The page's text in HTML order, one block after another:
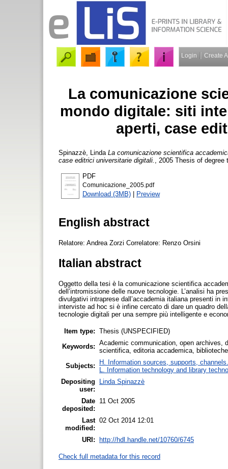
Login Create
La comunicazione
mondo digitale: siti
aperti, case
Spinazzè, Linda La comunicazione scientifica
case editrici universitarie digitali.
, 2005 Thesis of
PDF
Comunicazione_2005.pdf
Download (3MB) | Preview
English abstract
Relatore: Andrea Zorzi Correlatore: Renzo Orsini
Italian abstract
Oggetto della tesi è la comunicazione scientifica
dell’intromissione delle nuove tecnologie. L’analisi ha
divulgativi intraprese dall’accademia italiana presenti in
interviste ad hoc si è infine cercato di dare un quadro
tecnologie digitali per una sempre più intelligente e
Item type: Thesis (UNSPECIFIED)
Keywords: Academic communication, open archives,
scientifica, editoria accademica,
Subjects:
H. Information sources, supports, channels.
L. Information technology and library
Depositing
user:
Linda Spinazzè
Date
deposited:
11 Oct 2005
Last
modified:
02 Oct 2014 12:01
URI: http://hdl.handle.net/10760/6745
Check full metadata for this record